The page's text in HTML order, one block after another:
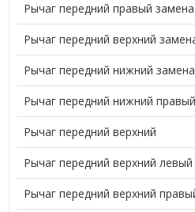
Рычаг передний правый замена
Рычаг передний верхний
Рычаг передний нижний замена
Рычаг передний нижний
Рычаг передний верхний
Рычаг передний верхний
Рычаг передний верхний